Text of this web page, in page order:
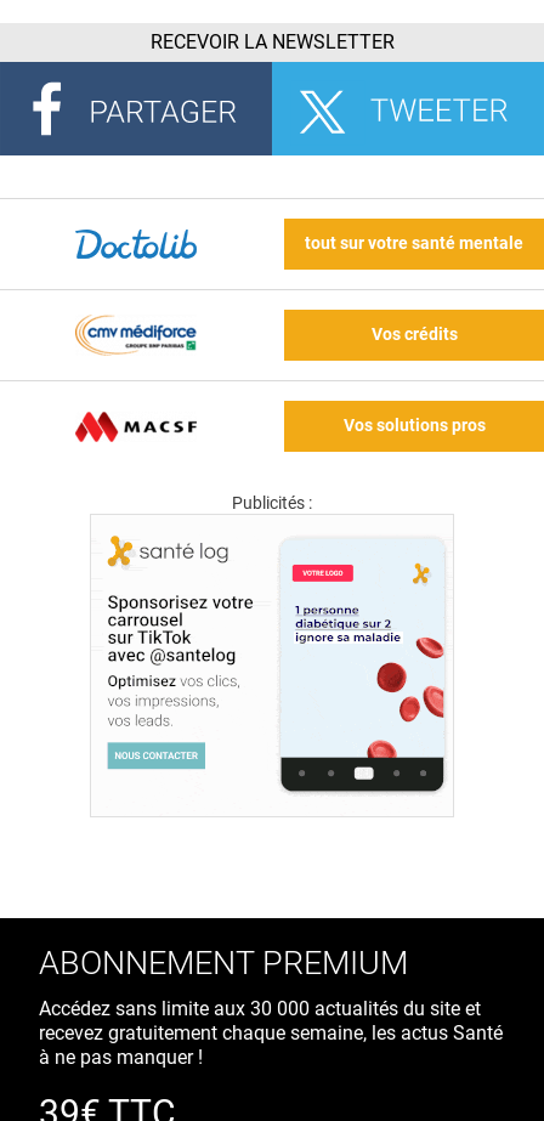
RECEVOIR LA NEWSLETTER
tout sur votre santé mentale
Vos crédits
Vos solutions pros
Publicités :
ABONNEMENT PREMIUM
Accédez sans limite aux 30 000 actualités du site et
recevez gratuitement chaque semaine, les actus Santé
à ne pas manquer !